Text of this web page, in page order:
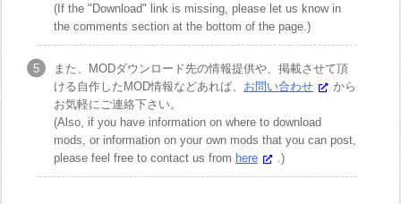
(If the "Download" link is missing, please let us know in
the comments section at the bottom of the page.)
また、MODダウンロード先の情報提供や、掲載させて頂
ける自作したMOD情報などあれば、 お問い合わせ
から
お気軽にご連絡下さい。
(Also, if you have information on where to download
mods, or information on your own mods that you can post,
please feel free to contact us from here .)